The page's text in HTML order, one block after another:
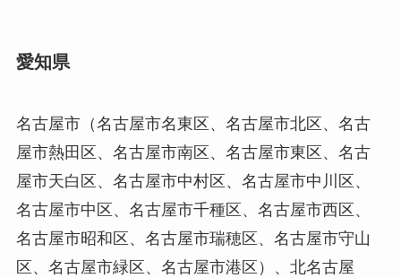
愛知県
名古屋市（名古屋市名東区、名古屋市北区、名古
屋市熱田区、名古屋市南区、名古屋市東区、名古
屋市天白区、名古屋市中村区、名古屋市中川区、
名古屋市中区、名古屋市千種区、名古屋市西区、
名古屋市昭和区、名古屋市瑞穂区、名古屋市守山
区、名古屋市緑区、名古屋市港区）、北名古屋